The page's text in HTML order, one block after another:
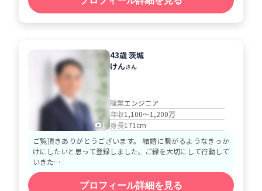
1
43歳 茨城
けんさん
職業エンジニア
年収1,100～1,200万
身長171cm
ご覧頂きありがとうございます。 結婚に繋がるようなきっか
けにしたいと思って登録しました。ご縁を大切にして行動して
いきた…
プロフィール詳細を見る